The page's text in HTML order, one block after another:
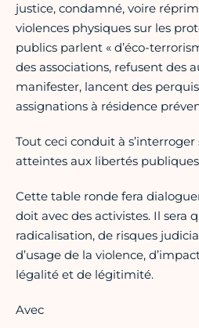
justice, condamné, voire
violences physiques sur les
publics parlent « d’éco-
des associations, refusent des
manifester, lancent des
assignations à résidence
Tout ceci conduit à s’interroger
atteintes aux libertés
Cette table ronde fera
doit avec des activistes. Il sera
radicalisation, de risques
d’usage de la violence,
légalité et de légitimité.
Avec